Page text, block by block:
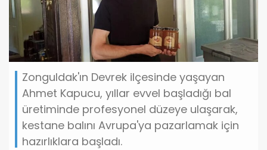
Zonguldak'ın Devrek ilçesinde yaşayan
Ahmet Kapucu, yıllar evvel başladığı bal
üretiminde profesyonel düzeye ulaşarak,
kestane balını Avrupa'ya pazarlamak için
hazırlıklara başladı.